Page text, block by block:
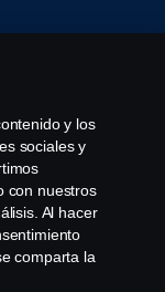
y los
sociales y
con nuestros
Al hacer
comparta la